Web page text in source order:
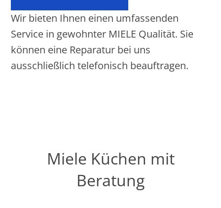
Wir bieten Ihnen einen umfassenden
Service in gewohnter MIELE Qualität. Sie
können eine Reparatur bei uns
ausschließlich telefonisch beauftragen.
Miele Küchen mit
Beratung